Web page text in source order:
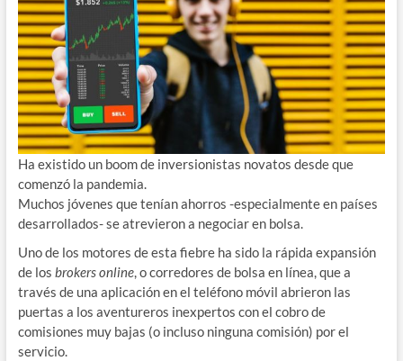
Ha existido un boom de inversionistas novatos desde que
comenzó la pandemia.
Muchos jóvenes que tenían ahorros -especialmente en países
desarrollados- se atrevieron a negociar en bolsa.
Uno de los motores de esta fiebre ha sido la rápida expansión
de los brokers online, o corredores de bolsa en línea, que a
través de una aplicación en el teléfono móvil abrieron las
puertas a los aventureros inexpertos con el cobro de
comisiones muy bajas (o incluso ninguna comisión) por el
servicio.